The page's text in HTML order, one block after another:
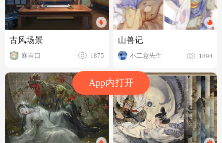
App内打开
古风场景
麻吉口 1875
山兽记
不二意先生 1894